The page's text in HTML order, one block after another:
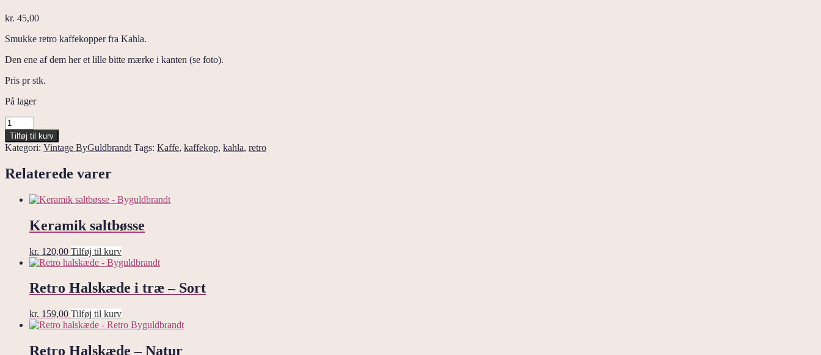
kr. 45,00
Smukke retro kaffekopper fra Kahla.
Den ene af dem her et lille bitte mærke i kanten (se foto).
Pris pr stk.
På lager
Kaffekopper
fra
Kahla
antal
Tilføj til kurv
Kategori: Vintage ByGuldbrandt Tags: Kaffe, kaffekop, kahla, retro
Relaterede varer
Keramik saltbøsse
kr. 120,00 Tilføj til kurv
Retro Halskæde i træ – Sort
kr. 159,00 Tilføj til kurv
Retro Halskæde – Natur